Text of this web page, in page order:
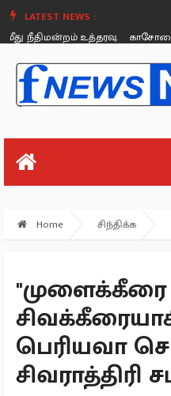
LATEST NEWS :
உத்தரவு.
காசோலை
Monday, August 26
Home சிந்திக்க
"முளைக்கீரை
பெரியவா
சிவராத்திரி